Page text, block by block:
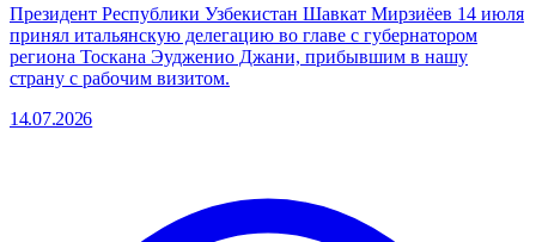
Президент Республики Узбекистан Шавкат Мирзиёев 14 июля
принял итальянскую делегацию во главе с губернатором
региона Тоскана Эудженио Джани, прибывшим в нашу
страну с рабочим визитом.
14.07.2026